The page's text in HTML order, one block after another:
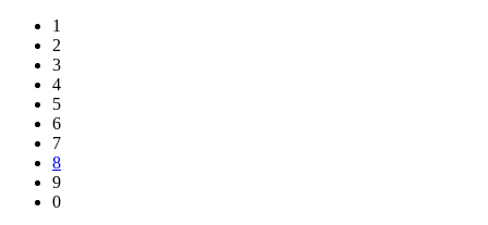
1
2
3
4
5
6
7
8
9
0